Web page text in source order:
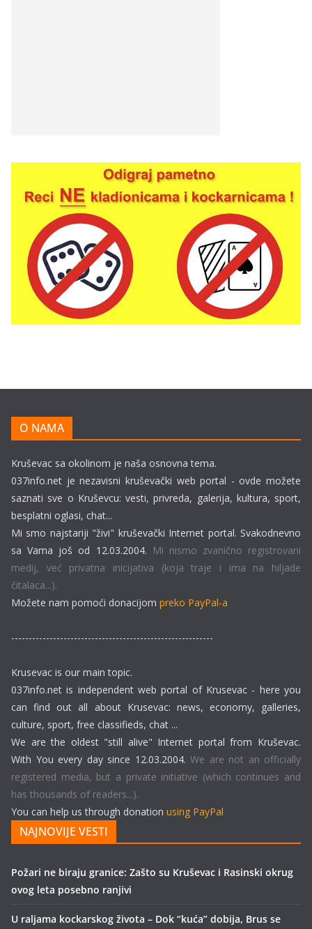
O NAMA
Kruševac sa okolinom je naša osnovna tema.
037info.net je nezavisni kruševački web portal - ovde možete
saznati sve o Kruševcu: vesti, privreda, galerija, kultura, sport,
besplatni oglasi, chat...
Mi smo najstariji "živi" kruševački Internet portal. Svakodnevno
sa Vama još od 12.03.2004. Mi nismo zvanično registrovani
medij, već privatna inicijativa (koja traje i ima na hiljade
čitalaca...).
Možete nam pomoći donacijom preko PayPal-a
----------------------------------------------------------
Krusevac is our main topic.
037info.net is independent web portal of Krusevac - here you
can find out all about Krusevac: news, economy, galleries,
culture, sport, free classifieds, chat ...
We are the oldest "still alive" Internet portal from Kruševac.
With You every day since 12.03.2004. We are not an officially
registered media, but a private initiative (which continues and
has thousands of readers...).
You can help us through donation using PayPal
NAJNOVIJE VESTI
Požari ne biraju granice: Zašto su Kruševac i Rasinski okrug
ovog leta posebno ranjivi
U raljama kockarskog života – Dok “kuća” dobija, Brus se